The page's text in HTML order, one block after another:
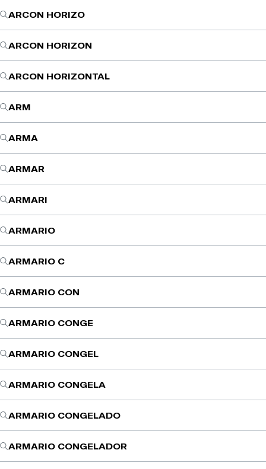
ARCON HORIZO
ARCON HORIZON
ARCON HORIZONTAL
ARM
ARMA
ARMAR
ARMARI
ARMARIO
ARMARIO C
ARMARIO CON
ARMARIO CONGE
ARMARIO CONGEL
ARMARIO CONGELA
ARMARIO CONGELADO
ARMARIO CONGELADOR